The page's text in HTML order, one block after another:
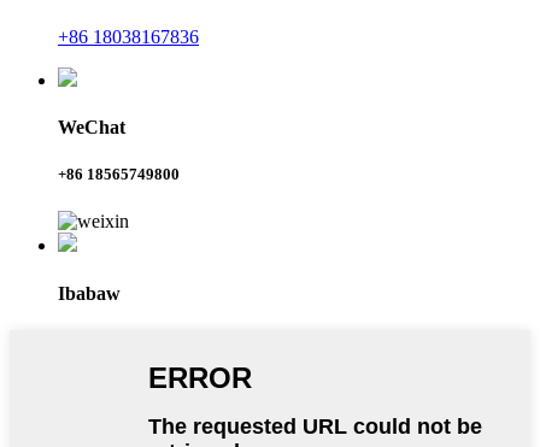
+86 18038167836
WeChat
+86 18565749800
Ibabaw